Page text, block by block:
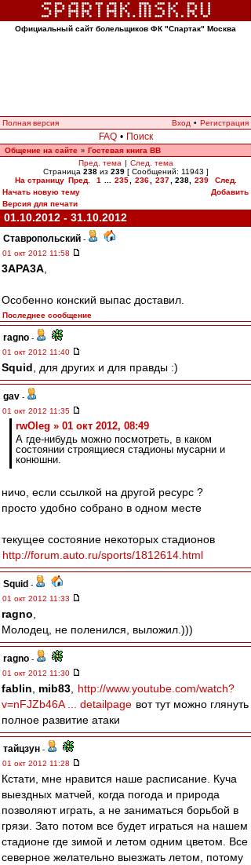
Официальный сайт болельщиков ФК "Спартак" Москва
Полная версия Вход • Регистрация
FAQ • Поиск
Общение на сайте » Гостевая книга ВВ
Пред. тема | След. тема
Страница 238из 239[ Сообщений: 11943 ]
На страницу Пред. 1 235 236 237 238, 239
След.
Начать новую тему
Добавить
Версия для печати
01.10.2012 - 31.10.2012
Ставропольский -
01 окт 2012 11:58
3APA3A
Особенно конский выпас доставил.
Последнее сообщение
ragno -
01 окт 2012 11:40
Squid , для других и для правды :)
gav -
01 окт 2012 11:35
rwOleg » 01 окт 2012, 08:49
А где-нибудь можно посмотреть, в каком
состоянии строящиеся стадионы мусарни и
конюшни.
ничо, если ссылкой на другой ресурс ?
просто удобно собрано в одном месте
текущее состояние некоторых стадионов
http://forum.auto.ru/sports/1812614.html
Squid -
01 окт 2012 11:33
ragno
Молодец, не поленился, выложил.)))
ragno -
01 окт 2012 11:30
fablin mib83
http://www.youtube.com/watch?
v=nFJZb46A ... detailpage вот тут можно глянуть
полное развитие атаки
тайцзун -
01 окт 2012 11:28
Кстати, мне нравится наше расписание. Куча
выездных матчей, когда погода и природа
позволяют играть, а не заниматься борьбой в
грязи. Зато потом все будет играться на нашем
стадионе где зимой и летом одним цветом. Все
северное желательно выезжать летом, потому